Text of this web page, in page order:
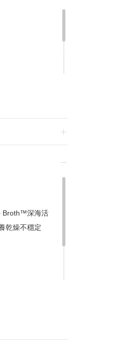
Broth™深海活
乾燥不穩定